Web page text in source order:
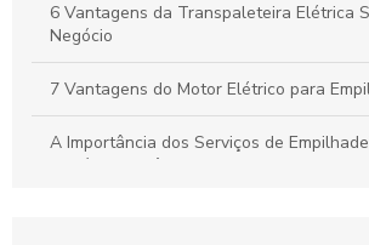
6 Vantagens da Transpaleteira Elétrica
Negócio
7 Vantagens do Motor Elétrico para
A Importância dos Serviços de
Negócio: Eficiência e Segurança